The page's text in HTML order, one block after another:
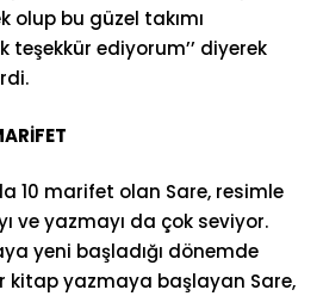
olup bu güzel takımı
ediyorum’’ diyerek
10 marifet olan Sare, resimle
ve yazmayı da çok seviyor.
yeni başladığı dönemde
kitap yazmaya başlayan Sare,